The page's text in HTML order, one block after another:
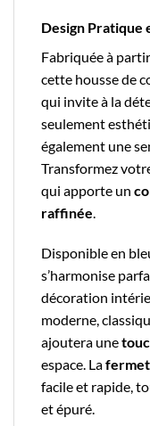
Design Pratique
Fabriquée à
cette housse de
qui invite à la
seulement
également une
Transformez
qui apporte un
raffinée
Disponible en
s’harmonise
décoration
moderne,
ajoutera une
espace. La
facile et rapide,
et épuré.